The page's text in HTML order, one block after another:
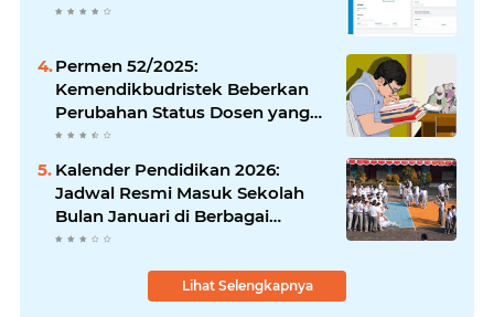
Permen 52/2025:
Kemendikbudristek Beberkan
Perubahan Status Dosen yang
Krusial
Kalender Pendidikan 2026:
Jadwal Resmi Masuk Sekolah
Bulan Januari di Berbagai
Daerah
Lihat Selengkapnya